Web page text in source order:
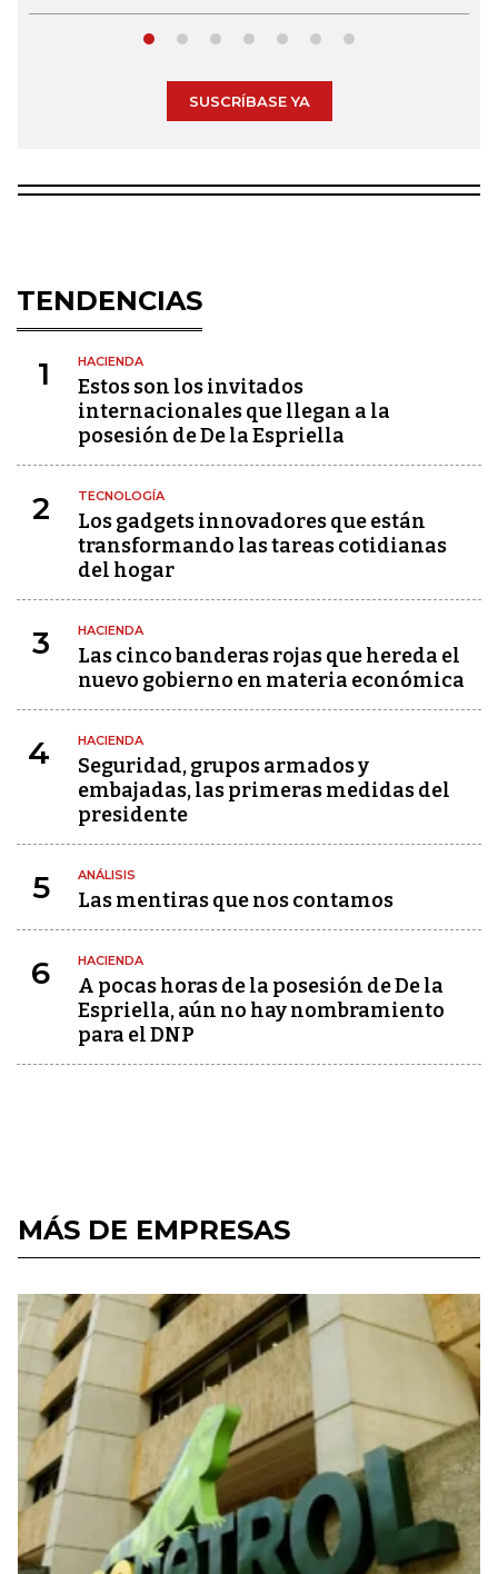
SUSCRÍBASE YA
TENDENCIAS
1 HACIENDA
Estos son los invitados
internacionales que llegan a la
posesión de De la Espriella
2 TECNOLOGÍA
Los gadgets innovadores que están
transformando las tareas cotidianas
del hogar
3 HACIENDA
Las cinco banderas rojas que hereda el
nuevo gobierno en materia económica
4 HACIENDA
Seguridad, grupos armados y
embajadas, las primeras medidas del
presidente
5 ANÁLISIS
Las mentiras que nos contamos
6 HACIENDA
A pocas horas de la posesión de De la
Espriella, aún no hay nombramiento
para el DNP
MÁS DE EMPRESAS